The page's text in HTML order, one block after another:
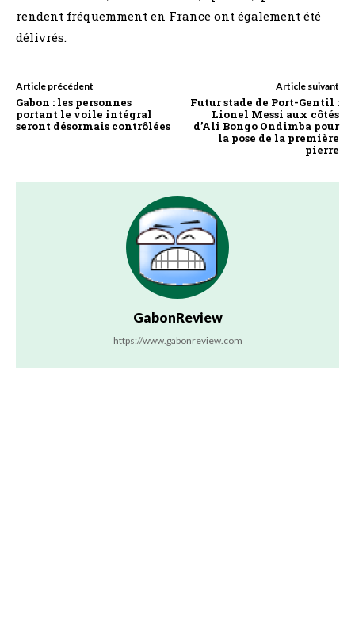
rendent fréquemment en France ont également été
délivrés.
Article précédent
Gabon : les personnes
portant le voile intégral
seront désormais contrôlées
Article suivant
Futur stade de Port-Gentil :
Lionel Messi aux côtés
d’Ali Bongo Ondimba pour
la pose de la première
pierre
GabonReview
https://www.gabonreview.com